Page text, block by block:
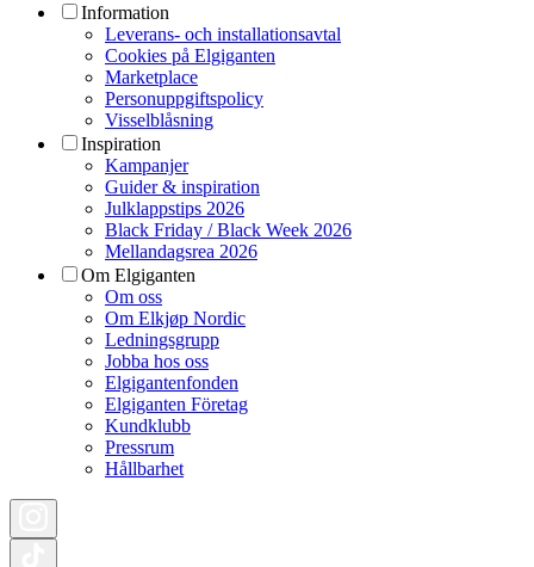
Information
Leverans- och installationsavtal
Cookies på Elgiganten
Marketplace
Personuppgiftspolicy
Visselblåsning
Inspiration
Kampanjer
Guider & inspiration
Julklappstips 2026
Black Friday / Black Week 2026
Mellandagsrea 2026
Om Elgiganten
Om oss
Om Elkjøp Nordic
Ledningsgrupp
Jobba hos oss
Elgigantenfonden
Elgiganten Företag
Kundklubb
Pressrum
Hållbarhet